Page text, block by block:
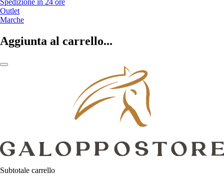
Outlet
Marche
Aggiunta al carrello...
Subtotale carrello